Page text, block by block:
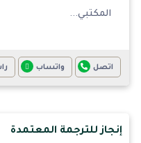
المكتبي...
اتصل واتساب
إنجاز للترجمة المعتمدة